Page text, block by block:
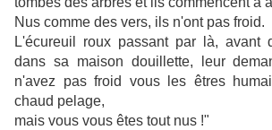
Nus comme des vers, ils n'ont pas froid.
L'écureuil roux passant par là, avant
dans sa maison douillette, leur
n'avez pas froid vous les êtres
chaud pelage,
mais vous vous êtes tout nus !"